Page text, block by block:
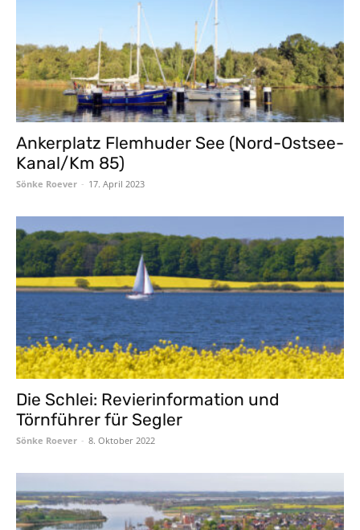
Ankerplatz Flemhuder See (Nord-Ostsee-
Kanal/Km 85)
Sönke Roever - 17. April 2023
Die Schlei: Revierinformation und
Törnführer für Segler
Sönke Roever - 8. Oktober 2022